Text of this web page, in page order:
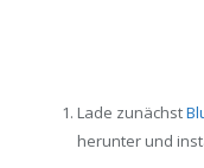
Lade zunächst
herunter und